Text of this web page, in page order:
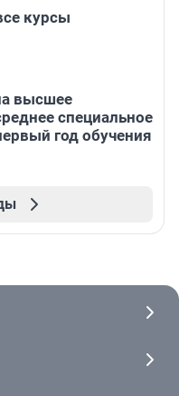
курсы
высшее
специальное
год обучения